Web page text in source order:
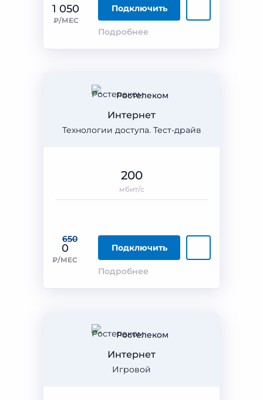
1 050
₽/МЕС
Подключить
Подробнее
Ростелеком
Технологии доступа. Тест-драйв
Интернет
650
0
₽/МЕС
Подключить
Подробнее
200
мбит/с
Ростелеком
Игровой
Интернет